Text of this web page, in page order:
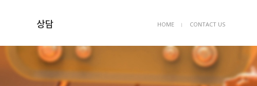
HOME ㅣ CONTACT US
상담
상담예약
묻고답하기